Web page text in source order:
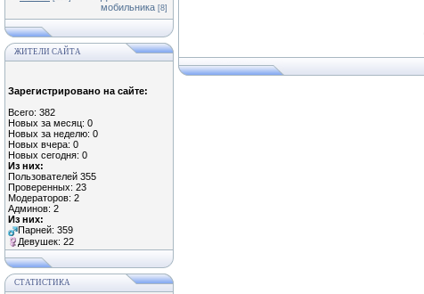
мобильника [8]
ЖИТЕЛИ САЙТА
Зарегистрировано на сайте:
Всего: 382
Новых за месяц: 0
Новых за неделю: 0
Новых вчера: 0
Новых сегодня: 0
Из них:
Пользователей 355
Проверенных: 23
Модераторов: 2
Админов: 2
Из них:
Парней: 359
Девушек: 22
СТАТИСТИКА